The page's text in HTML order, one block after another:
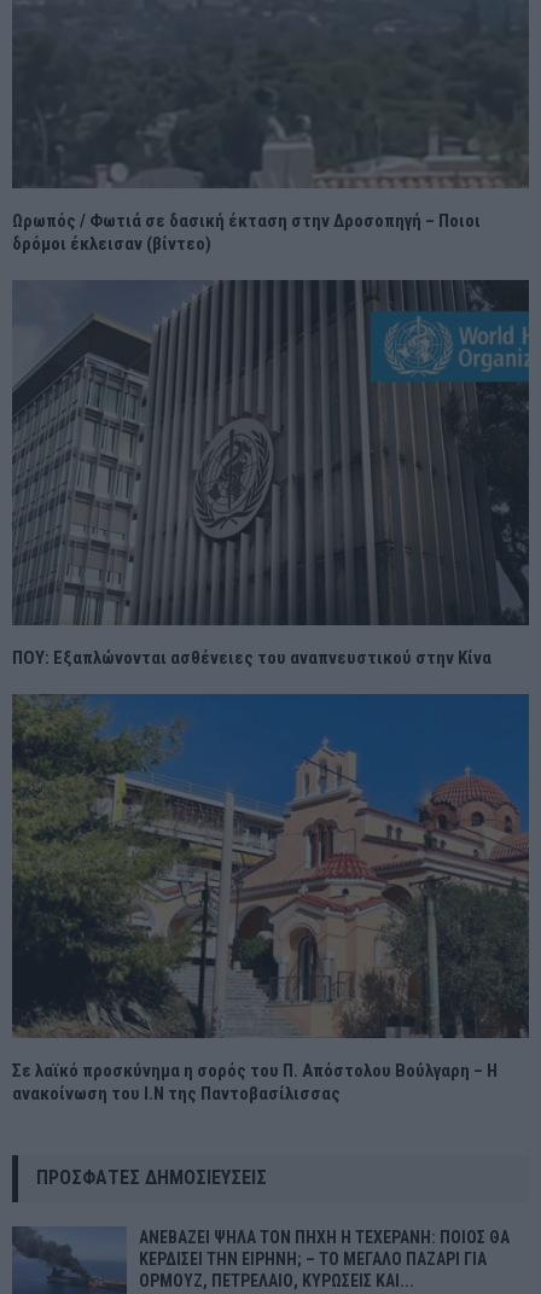
Ωρωπός / Φωτιά σε δασική έκταση στην Δροσοπηγή – Ποιοι
δρόμοι έκλεισαν (βίντεο)
ΠΟΥ: Εξαπλώνονται ασθένειες του αναπνευστικού στην Κίνα
Σε λαϊκό προσκύνημα η σορός του Π. Απόστολου Βούλγαρη – Η
ανακοίνωση του Ι.Ν της Παντοβασίλισσας
ΠΡΌΣΦΑΤΕΣ ΔΗΜΟΣΙΕΎΣΕΙΣ
ΑΝΕΒΑΖΕΙ ΨΗΛΑ ΤΟΝ ΠΗΧΗ Η ΤΕΧΕΡΑΝΗ: ΠΟΙΟΣ ΘΑ
ΚΕΡΔΙΣΕΙ ΤΗΝ ΕΙΡΗΝΗ; – ΤΟ ΜΕΓΑΛΟ ΠΑΖΑΡΙ ΓΙΑ
ΟΡΜΟΥΖ, ΠΕΤΡΕΛΑΙΟ, ΚΥΡΩΣΕΙΣ ΚΑΙ...